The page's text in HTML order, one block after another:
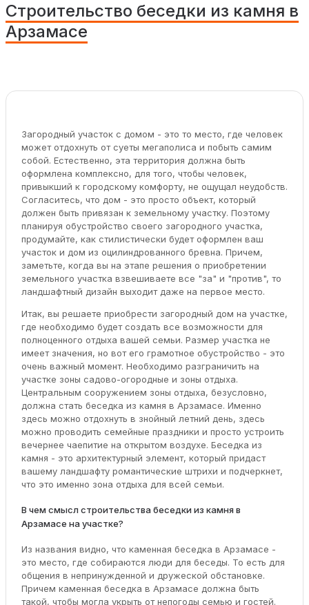
Строительство беседки из камня в
Арзамасе
Загородный участок с домом - это то место, где человек
может отдохнуть от суеты мегаполиса и побыть самим
собой. Естественно, эта территория должна быть
оформлена комплексно, для того, чтобы человек,
привыкший к городскому комфорту, не ощущал неудобств.
Согласитесь, что дом - это просто объект, который
должен быть привязан к земельному участку. Поэтому
планируя обустройство своего загородного участка,
продумайте, как стилистически будет оформлен ваш
участок и дом из оцилиндрованного бревна. Причем,
заметьте, когда вы на этапе решения о приобретении
земельного участка взвешиваете все "за" и "против", то
ландшафтный дизайн выходит даже на первое место.
Итак, вы решаете приобрести загородный дом на участке,
где необходимо будет создать все возможности для
полноценного отдыха вашей семьи. Размер участка не
имеет значения, но вот его грамотное обустройство - это
очень важный момент. Необходимо разграничить на
участке зоны садово-огородные и зоны отдыха.
Центральным сооружением зоны отдыха, безусловно,
должна стать беседка из камня в Арзамасе. Именно
здесь можно отдохнуть в знойный летний день, здесь
можно проводить семейные праздники и просто устроить
вечернее чаепитие на открытом воздухе. Беседка из
камня - это архитектурный элемент, который придаст
вашему ландшафту романтические штрихи и подчеркнет,
что это именно зона отдыха для всей семьи.
В чем смысл строительства беседки из камня в
Арзамасе на участке?
Из названия видно, что каменная беседка в Арзамасе -
это место, где собираются люди для беседы. То есть для
общения в непринужденной и дружеской обстановке.
Причем каменная беседка в Арзамасе должна быть
такой, чтобы могла укрыть от непогоды семью и гостей.